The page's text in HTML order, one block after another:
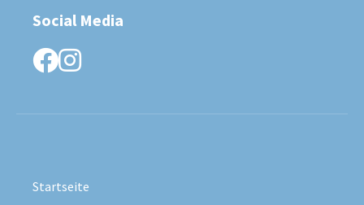
Social Media
facebook
Startseite